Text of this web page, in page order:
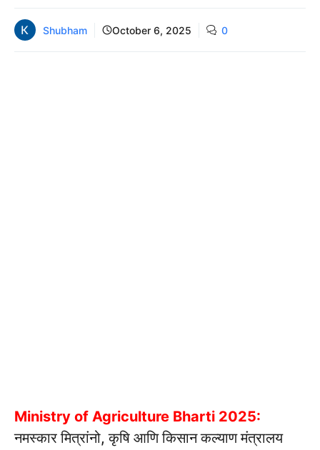
Shubham October 6, 2025 0
Ministry of Agriculture Bharti 2025:
नमस्कार मित्रांनो, कृषि आणि किसान कल्याण मंत्रालय